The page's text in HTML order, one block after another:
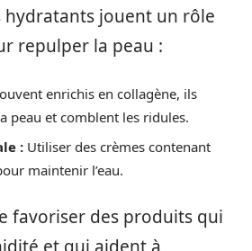
hydratants jouent un rôle
repulper la peau :
enrichis en collagène, ils
peau et comblent les ridules.
: Utiliser des crèmes contenant
maintenir l’eau.
favoriser des produits qui
et qui aident à